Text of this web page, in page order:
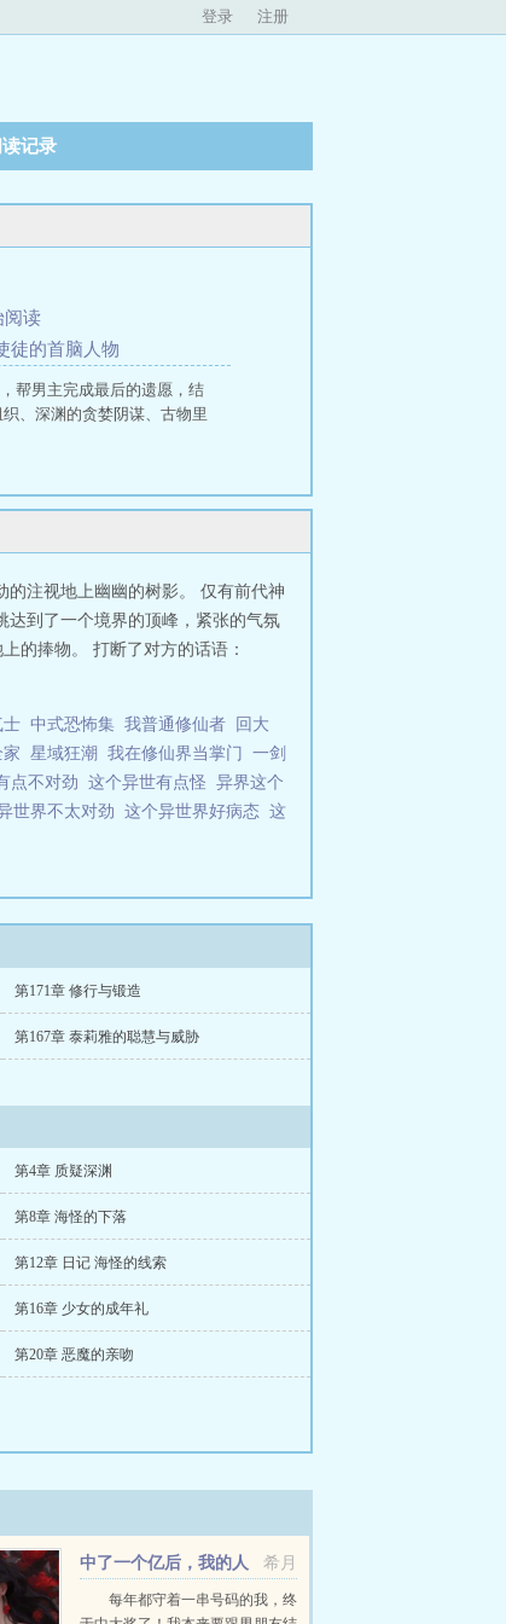
登录 注册
读记录
阅读
徒的首脑人物
帮男主完成最后的遗愿，结
、深渊的贪婪阴谋、古物里
的注视地上幽幽的树影。 仅有前代神
达到了一个境界的顶峰，紧张的气氛
的捧物。 打断了对方的话语：
士 中式恐怖集 我普通修仙者
回大
星域狂潮 我在修仙界当掌门
一剑
点不对劲 这个异世有点怪 异界这个
世界不太对劲 这个异世界好病态 这
第171章 修行与锻造
第167章 泰莉雅的聪慧与威胁
第4章 质疑深渊
第8章 海怪的下落
第12章 日记 海怪的线索
第16章 少女的成年礼
第20章 恶魔的亲吻
希月
中了一个亿后，我的人
生开挂了
每年都守着一串号码的我，终